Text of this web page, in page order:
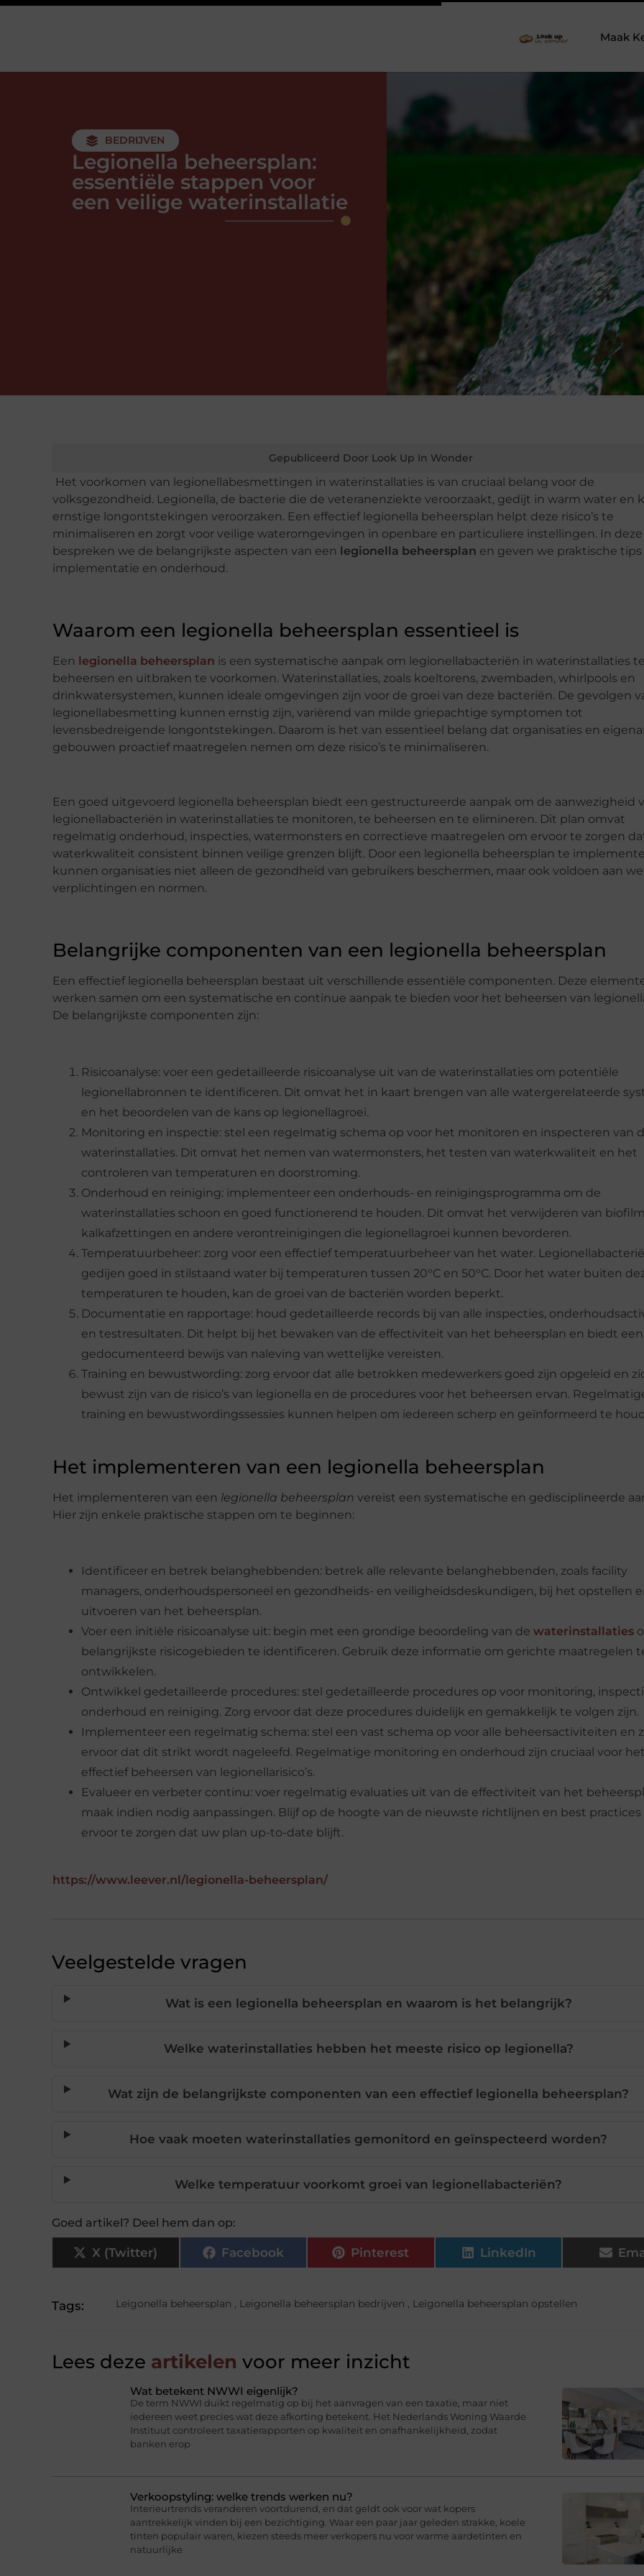
Maak
BEDRIJVEN
Legionella beheersplan:
essentiële stappen voor
een veilige waterinstallatie
Gepubliceerd Door Look Up In Wonder
Het voorkomen van legionellabesmettingen in waterinstallaties is van cruciaal belang voor de
volksgezondheid. Legionella, de bacterie die de veteranenziekte veroorzaakt, gedijt in warm water en
ernstige longontstekingen veroorzaken. Een effectief legionella beheersplan helpt deze risico’s te
minimaliseren en zorgt voor veilige wateromgevingen in openbare en particuliere instellingen. In
bespreken we de belangrijkste aspecten van een
legionella beheersplan en geven we praktische tips
implementatie en onderhoud.
Waarom een legionella beheersplan essentieel is
Een legionella beheersplan is een systematische aanpak om legionellabacteriën in waterinstallaties te
beheersen en uitbraken te voorkomen. Waterinstallaties, zoals koeltorens, zwembaden, whirlpools en
drinkwatersystemen, kunnen ideale omgevingen zijn voor de groei van deze bacteriën. De gevolgen
legionellabesmetting kunnen ernstig zijn, variërend van milde griepachtige symptomen tot
levensbedreigende longontstekingen. Daarom is het van essentieel belang dat organisaties en
gebouwen proactief maatregelen nemen om deze risico’s te minimaliseren.
Een goed uitgevoerd legionella beheersplan biedt een gestructureerde aanpak om de aanwezigheid
legionellabacteriën in waterinstallaties te monitoren, te beheersen en te elimineren. Dit plan omvat
regelmatig onderhoud, inspecties, watermonsters en correctieve maatregelen om ervoor te zorgen
waterkwaliteit consistent binnen veilige grenzen blijft. Door een legionella beheersplan te
kunnen organisaties niet alleen de gezondheid van gebruikers beschermen, maar ook voldoen aan
verplichtingen en normen.
Belangrijke componenten van een legionella beheersplan
Een effectief legionella beheersplan bestaat uit verschillende essentiële componenten. Deze
werken samen om een systematische en continue aanpak te bieden voor het beheersen van
De belangrijkste componenten zijn:
Risicoanalyse: voer een gedetailleerde risicoanalyse uit van de waterinstallaties om potentiële
legionellabronnen te identificeren. Dit omvat het in kaart brengen van alle watergerelateerde
en het beoordelen van de kans op legionellagroei.
Monitoring en inspectie: stel een regelmatig schema op voor het monitoren en inspecteren van
waterinstallaties. Dit omvat het nemen van watermonsters, het testen van waterkwaliteit en het
controleren van temperaturen en doorstroming.
Onderhoud en reiniging: implementeer een onderhouds- en reinigingsprogramma om de
waterinstallaties schoon en goed functionerend te houden. Dit omvat het verwijderen van
kalkafzettingen en andere verontreinigingen die legionellagroei kunnen bevorderen.
Temperatuurbeheer: zorg voor een effectief temperatuurbeheer van het water.
gedijen goed in stilstaand water bij temperaturen tussen 20°C en 50°C. Door het water buiten
temperaturen te houden, kan de groei van de bacteriën worden beperkt.
Documentatie en rapportage: houd gedetailleerde records bij van alle inspecties,
en testresultaten. Dit helpt bij het bewaken van de effectiviteit van het beheersplan en biedt een
gedocumenteerd bewijs van naleving van wettelijke vereisten.
Training en bewustwording: zorg ervoor dat alle betrokken medewerkers goed zijn opgeleid en
bewust zijn van de risico’s van legionella en de procedures voor het beheersen ervan.
training en bewustwordingssessies kunnen helpen om iedereen scherp en geïnformeerd te
Het implementeren van een legionella beheersplan
Het implementeren van een legionella beheersplan vereist een systematische en gedisciplineerde
Hier zijn enkele praktische stappen om te beginnen:
Identificeer en betrek belanghebbenden: betrek alle relevante belanghebbenden, zoals facility
managers, onderhoudspersoneel en gezondheids- en veiligheidsdeskundigen, bij het opstellen
uitvoeren van het beheersplan.
Voer een initiële risicoanalyse uit: begin met een grondige beoordeling van de waterinstallaties
belangrijkste risicogebieden te identificeren. Gebruik deze informatie om gerichte maatregelen
ontwikkelen.
Ontwikkel gedetailleerde procedures: stel gedetailleerde procedures op voor monitoring,
onderhoud en reiniging. Zorg ervoor dat deze procedures duidelijk en gemakkelijk te volgen zijn.
Implementeer een regelmatig schema: stel een vast schema op voor alle beheersactiviteiten en
ervoor dat dit strikt wordt nageleefd. Regelmatige monitoring en onderhoud zijn cruciaal voor het
effectief beheersen van legionellarisico’s.
Evalueer en verbeter continu: voer regelmatig evaluaties uit van de effectiviteit van het
maak indien nodig aanpassingen. Blijf op de hoogte van de nieuwste richtlijnen en best practices
ervoor te zorgen dat uw plan up-to-date blijft.
https://www.leever.nl/legionella-beheersplan/
Veelgestelde vragen
Wat is een legionella beheersplan en waarom is het belangrijk?
Welke waterinstallaties hebben het meeste risico op legionella?
Wat zijn de belangrijkste componenten van een effectief legionella beheersplan?
Hoe vaak moeten waterinstallaties gemonitord en geïnspecteerd worden?
Welke temperatuur voorkomt groei van legionellabacteriën?
Goed artikel? Deel hem dan op:
X (Twitter) Facebook Pinterest LinkedIn
Tags: Leigonella beheersplan , Leigonella beheersplan bedrijven , Leigonella beheersplan opstellen
Lees deze artikelen voor meer inzicht
Wat betekent NWWI eigenlijk?
De term NWWI duikt regelmatig op bij het aanvragen van een taxatie, maar niet
iedereen weet precies wat deze afkorting betekent. Het Nederlands Woning Waarde
Instituut controleert taxatierapporten op kwaliteit en onafhankelijkheid, zodat
banken erop
Verkoopstyling: welke trends werken nu?
Interieurtrends veranderen voortdurend, en dat geldt ook voor wat kopers
aantrekkelijk vinden bij een bezichtiging. Waar een paar jaar geleden strakke, koele
tinten populair waren, kiezen steeds meer verkopers nu voor warme aardetinten en
natuurlijke